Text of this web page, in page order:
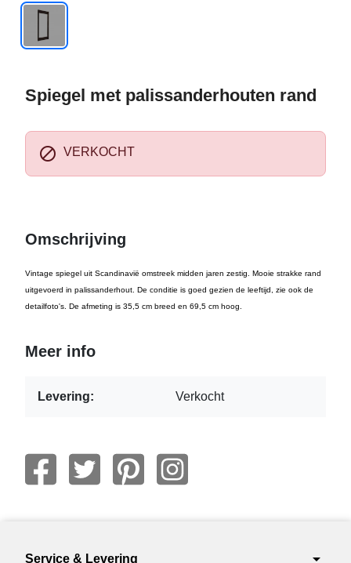
Spiegel met palissanderhouten rand
 VERKOCHT
Omschrijving
Vintage spiegel uit Scandinavië omstreek midden jaren zestig. Mooie strakke rand
uitgevoerd in palissanderhout. De conditie is goed gezien de leeftijd, zie ook de
detailfoto's. De afmeting is 35,5 cm breed en 69,5 cm hoog.
Meer info
Levering: Verkocht
Service & Levering